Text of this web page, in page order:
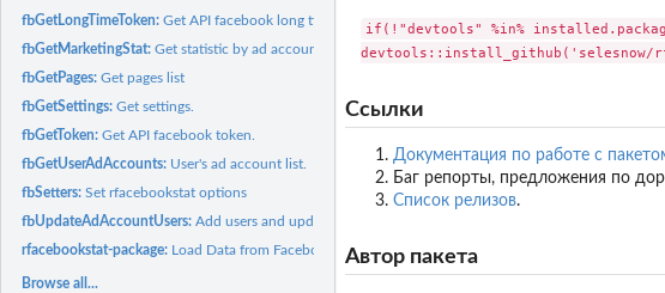
fbGetLongTimeToken:Get API facebook long time token.
fbGetMarketingStat:Get statistic by ad accounts.
fbGetPages:Get pages list
fbGetSettings:Get settings.
fbGetToken:Get API facebook token.
fbGetUserAdAccounts: User's ad account list.
fbSetters:Set rfacebookstat options
fbUpdateAdAccountUsers:Add users and update permission list.
rfacebookstat-package: Load Data from Facebook API Marketing
Browse all...
if(!"devtools" %in%
Ссылки
Документация по работе с
Баг репорты, предложения по
Список релизов.
Автор пакета